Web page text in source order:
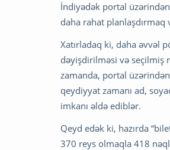
İndiyədək portal
daha rahat planlaşdırmaq
Xatırladaq ki, daha əvvəl
dəyişdirilməsi və seçilmiş
zamanda, portal
qeydiyyat zamanı ad,
imkanı əldə ediblər.
Qeyd edək ki, hazırda
370 reys olmaqla 418